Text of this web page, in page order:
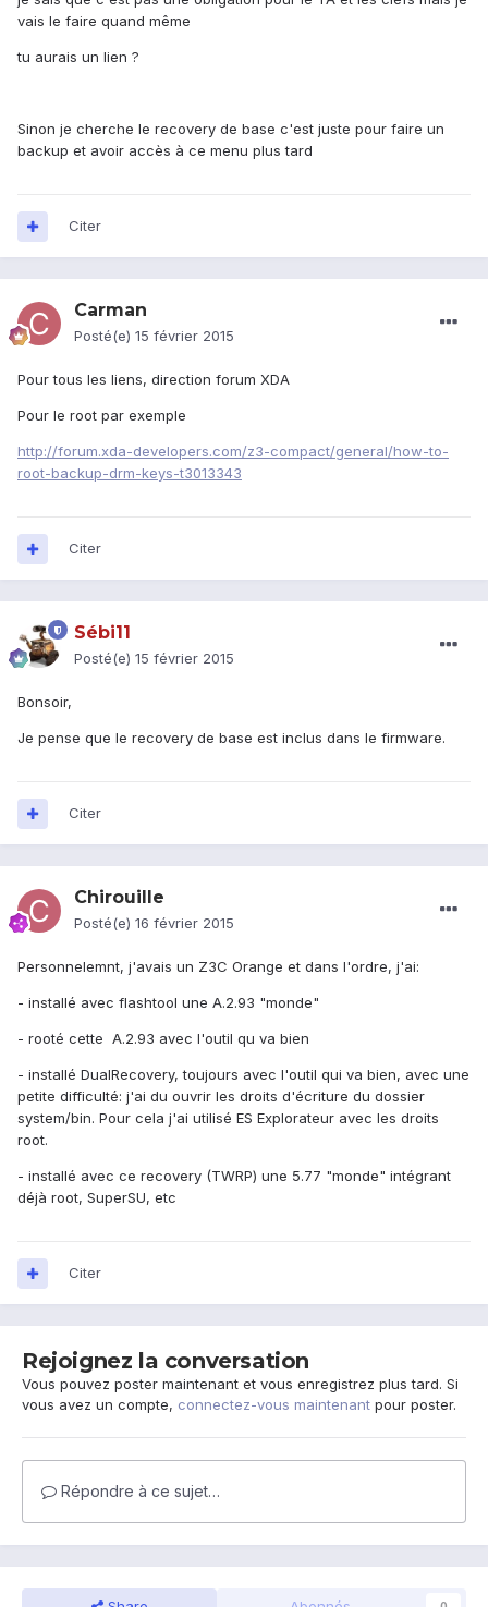
vais le faire quand même
tu aurais un lien ?
Sinon je cherche le recovery de base c'est juste pour faire un
backup et avoir accès à ce menu plus tard
Citer
Carman
Posté(e) 15 février 2015
Pour tous les liens, direction forum XDA
Pour le root par exemple
http://forum.xda-developers.com/z3-compact/general/how-to-
root-backup-drm-keys-t3013343
Citer
Sébi11
Posté(e) 15 février 2015
Bonsoir,
Je pense que le recovery de base est inclus dans le firmware.
Citer
Chirouille
Posté(e) 16 février 2015
Personnelemnt, j'avais un Z3C Orange et dans l'ordre, j'ai:
- installé avec flashtool une A.2.93 "monde"
- rooté cette A.2.93 avec l'outil qu va bien
- installé DualRecovery, toujours avec l'outil qui va bien, avec une
petite difficulté: j'ai du ouvrir les droits d'écriture du dossier
system/bin. Pour cela j'ai utilisé ES Explorateur avec les droits
root.
- installé avec ce recovery (TWRP) une 5.77 "monde" intégrant
déjà root, SuperSU, etc
Citer
Rejoignez la conversation
Vous pouvez poster maintenant et vous enregistrez plus tard. Si
vous avez un compte, connectez-vous maintenant pour poster.
Répondre à ce sujet…